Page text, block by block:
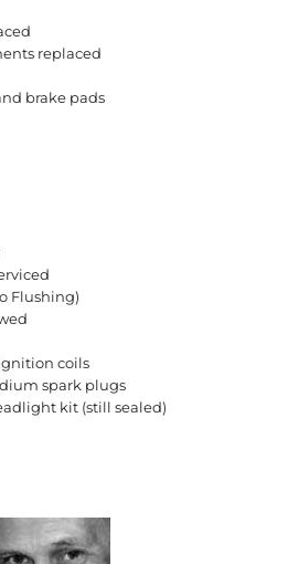
replaced
brake pads
Flushing)
coils
spark plugs
kit (still sealed)